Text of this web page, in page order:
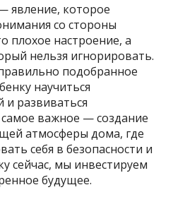
явление, которое
со стороны
плохое настроение, а
нельзя игнорировать.
подобранное
научиться
и развиваться
важное — создание
атмосферы дома, где
себя в безопасности и
сейчас, мы инвестируем
будущее.